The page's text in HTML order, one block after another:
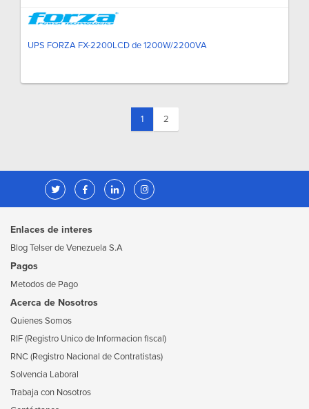
UPS FORZA FX-2200LCD de 1200W/2200VA
1(current)
2
Enlaces de interes
Blog Telser de Venezuela S.A
Pagos
Metodos de Pago
Acerca de Nosotros
Quienes Somos
RIF (Registro Unico de Informacion fiscal)
RNC (Registro Nacional de Contratistas)
Solvencia Laboral
Trabaja con Nosotros